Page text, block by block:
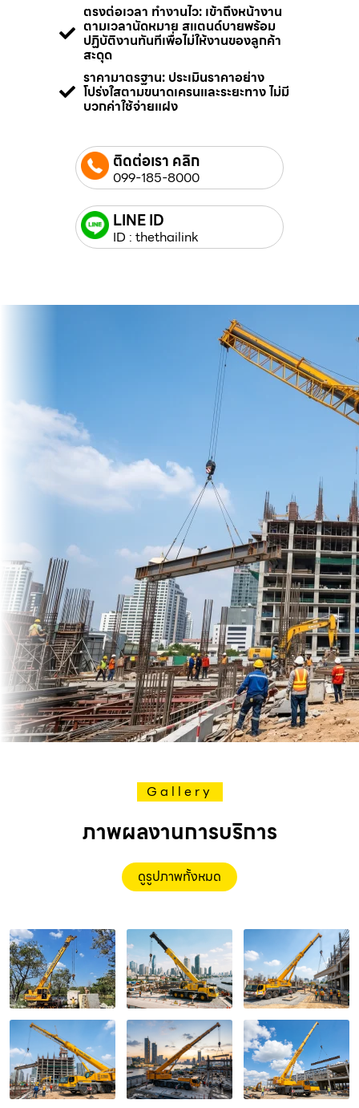
ตรงต่อเวลา ทำงานไว: เข้าถึงหน้างาน
ตามเวลานัดหมาย สแตนด์บายพร้อม
ปฏิบัติงานทันทีเพื่อไม่ให้งานของลูกค้า
สะดุด
ราคามาตรฐาน: ประเมินราคาอย่าง
โปร่งใสตามขนาดเครนและระยะทาง ไม่มี
บวกค่าใช้จ่ายแฝง
ติดต่อเรา คลิก
099-185-8000
LINE ID
ID : thethailink
Gallery
ภาพผลงานการบริการ
ดูรูปภาพทั้งหมด